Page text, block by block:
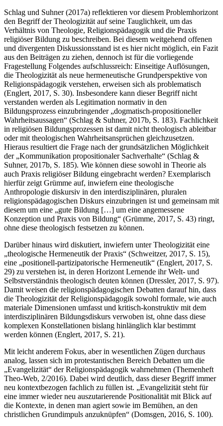
Schlag und Suhner (2017a) reflektieren vor diesem Problemhorizont
den Begriff der Theologizität auf seine Tauglichkeit, um das
Verhältnis von Theologie, Religionspädagogik und die Praxis
religiöser Bildung zu beschreiben. Bei diesem weitgehend offenen
und divergenten Diskussionsstand ist es hier nicht möglich, ein Fazit
aus den Beiträgen zu ziehen, dennoch ist für die vorliegende
Fragestellung Folgendes aufschlussreich: Einseitige Auflösungen,
die Theologizität als neue hermeneutische Grundperspektive von
Religionspädagogik verstehen, erweisen sich als problematisch
(Englert, 2017, S. 30). Insbesondere kann dieser Begriff nicht
verstanden werden als Legitimation normativ in den
Bildungsprozess einzubringender „dogmatisch-propositioneller
Wahrheitsaussagen“ (Schlag & Suhner, 2017b, S. 183). Fachlichkeit
in religiösen Bildungsprozessen ist damit nicht theologisch ableitbar
oder mit theologischen Wahrheitsansprüchen gleichzusetzen.
Hieraus resultiert die Frage nach der grundsätzlichen Möglichkeit
der „Kommunikation propositionaler Sachverhalte“ (Schlag &
Suhner, 2017b, S. 185). Wie können diese sowohl in Theorie als
auch Praxis religiöser Bildung eingebracht werden? Exemplarisch
hierfür zeigt Grümme auf, inwiefern eine theologische
Anthropologie diskursiv in den interdisziplinären, pluralen
religionspädagogischen Diskurs einzubringen ist und gemeinsam mit
diesem um eine „gute Bildung […] um eine angemessene
Konzeption und Praxis von Bildung“ (Grümme, 2017, S. 43) ringt,
ohne diese theologisch festsetzen zu können.
Darüber hinaus wird diskutiert, inwiefern unter Theologizität eine
„theologische Hermeneutik der Praxis“ (Schweitzer, 2017, S. 15),
eine „positionell-partizipatorische Hermeneutik“ (Englert, 2017, S.
29) zu verstehen ist, in deren Horizont Lernende ihr Welt- und
Selbstverständnis theologisch deuten können (Dressler, 2017, S. 97).
Damit weisen die religionspädagogischen Debatten darauf hin, dass
die Theologizität der Religionspädagogik sowohl formale, wie auch
materiale Dimensionen umfasst und kritisch-konstruktiv mit dem
interdisziplinären Bildungsdiskurs verwoben ist, ohne dass diese
komplexen Konstellationen bislang hinlänglich klar bestimmt
werden können (Englert, 2017, S. 21).
Mit leicht anderem Fokus, aber in wesentlichen Zügen durchaus
analog, lassen sich im protestantischen Bereich Debatten um die
„Evangelizität“ der Religionspädagogik wahrnehmen (Themenheft
Theo-Web, 2/2016). Dabei wird deutlich, dass dieser Begriff immer
neu kontextbezogen fachlich zu füllen ist. „Evangelizität steht für
eine immer wieder neu auszutarierende Positionalität mit Blick auf
die Kontexte, in denen man agiert sowie im Bemühen, an den
christlichen Grundimpuls anzuknüpfen“ (Domsgen, 2016, S. 100).